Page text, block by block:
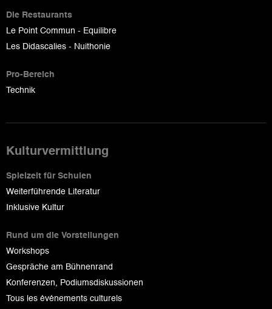
Die Restaurants
Le Point Commun - Equilibre
Les Didascalies - Nuithonie
Pro-Bereich
Technik
Kulturvermittlung
Spielzeit für Schulen
Weiterführende Literatur
Inklusive Kultur
Rund um die Vorstellungen
Workshops
Gespräche am Bühnenrand
Konferenzen, Podiumsdiskussionen
Tous les événements culturels